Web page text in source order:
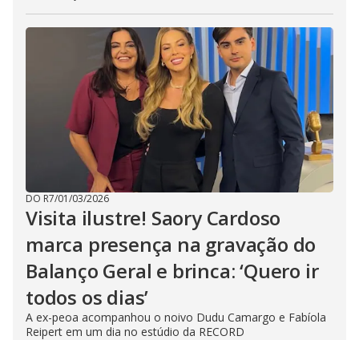
DO R7/01/03/2026
Visita ilustre! Saory Cardoso
marca presença na gravação do
Balanço Geral e brinca: ‘Quero ir
todos os dias’
A ex-peoa acompanhou o noivo Dudu Camargo e Fabíola
Reipert em um dia no estúdio da RECORD